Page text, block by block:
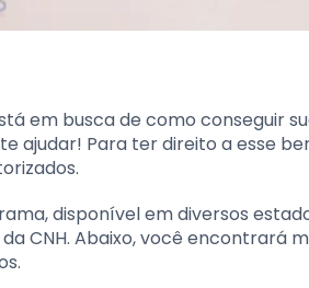
em busca de como conseguir
ajudar! Para ter direito a esse
disponível em diversos
CNH. Abaixo, você encontrará